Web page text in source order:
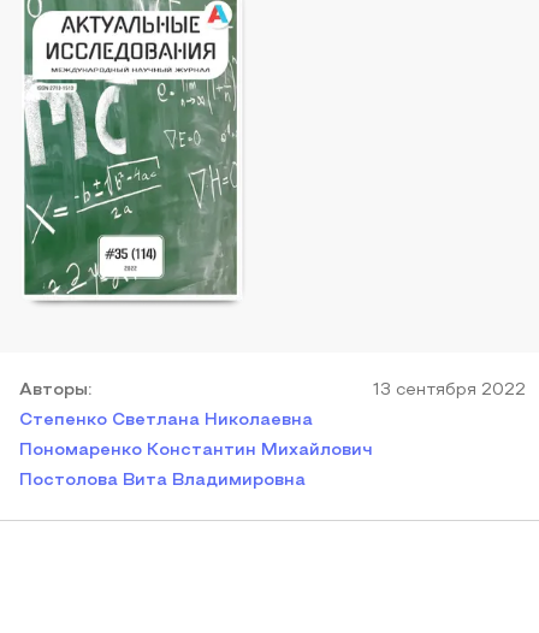
Авторы:
Степенко Светлана Николаевна
Пономаренко Константин Михайлович
Постолова Вита Владимировна
13 сентября 2022